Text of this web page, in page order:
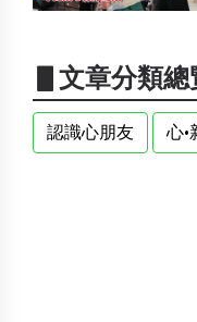
▋文章分類總
認識心朋友 心•